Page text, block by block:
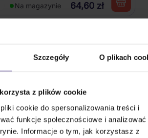
Szczegóły O plikach
z plików cookie
cookie do spersonalizowania treści i
funkcje społecznościowe i analizować
Informacje o tym, jak korzystasz z
Na magazynie 64,60 zł
Osbourne Ozzy: The Essential
Ozzy Osbourne